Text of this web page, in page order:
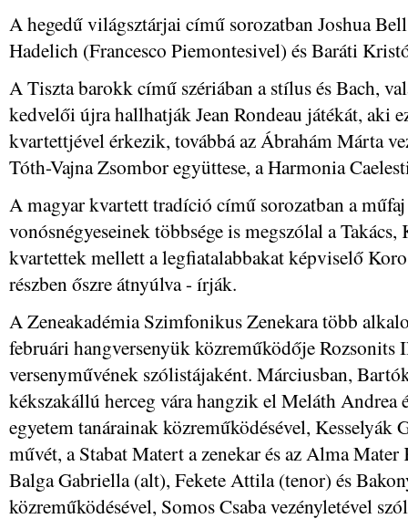
A hegedű világsztárjai című sorozatban Joshua
Hadelich (Francesco Piemontesivel) és Baráti
A Tiszta barokk című szériában a stílus és Bach,
kedvelői újra hallhatják Jean Rondeau játékát, aki
kvartettjével érkezik, továbbá az Ábrahám Márta
Tóth-Vajna Zsombor együttese, a Harmonia
A magyar kvartett tradíció című sorozatban a
vonósnégyeseinek többsége is megszólal a
kvartettek mellett a legfiatalabbakat képviselő
részben őszre átnyúlva - írják.
A Zeneakadémia Szimfonikus Zenekara több
februári hangversenyük közreműködője Rozsonits
versenyművének szólistájaként. Márciusban,
kékszakállú herceg vára hangzik el Meláth Andrea
egyetem tanárainak közreműködésével, Kesselyák
művét, a Stabat Matert a zenekar és az Alma
Balga Gabriella (alt), Fekete Attila (tenor) és
közreműködésével, Somos Csaba vezényletével